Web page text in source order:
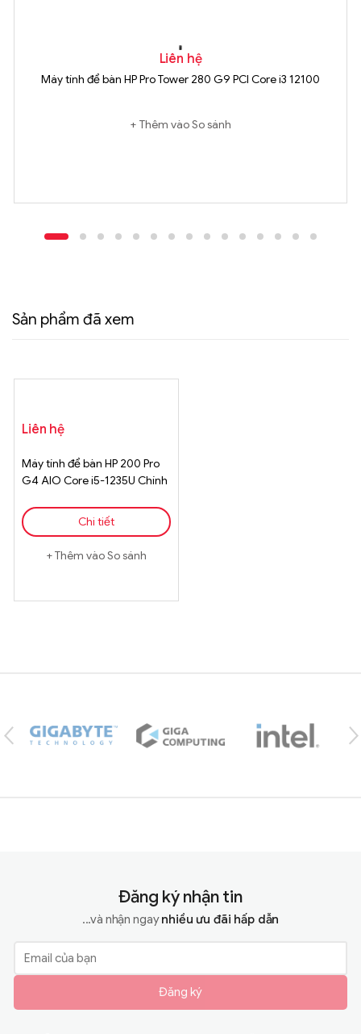
Liên hệ
Máy tính để bàn HP Pro Tower 280 G9 PCI Core i3 12100
Thêm vào So sánh
Sản phẩm đã xem
Liên hệ
Máy tính để bàn HP 200 Pro
G4 AIO Core i5-1235U Chính
Chi tiết
Thêm vào So sánh
Đăng ký nhận tin
...và nhận ngaynhiều ưu đãi hấp dẫn
Đăng ký